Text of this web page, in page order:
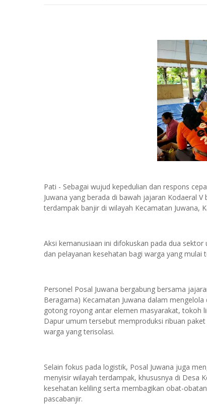
Pati - Sebagai wujud kepedulian dan respons
Juwana yang berada di bawah jajaran Kodaeral
terdampak banjir di wilayah Kecamatan Juwana,
Aksi kemanusiaan ini difokuskan pada dua
dan pelayanan kesehatan bagi warga yang mulai
Personel Posal Juwana bergabung bersama
Beragama) Kecamatan Juwana dalam
gotong royong antar elemen masyarakat, tokoh
Dapur umum tersebut memproduksi ribuan
warga yang terisolasi.
Selain fokus pada logistik, Posal Juwana juga
menyisir wilayah terdampak, khususnya di Desa
kesehatan keliling serta membagikan obat-
pascabanjir.